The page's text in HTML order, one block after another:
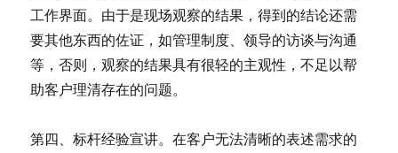
工作界面。由于是现场观察的结果，得到的结论还需
要其他东西的佐证，如管理制度、领导的访谈与沟通
等，否则，观察的结果具有很轻的主观性，不足以帮
助客户理清存在的问题。
第四、标杆经验宣讲。在客户无法清晰的表述需求的